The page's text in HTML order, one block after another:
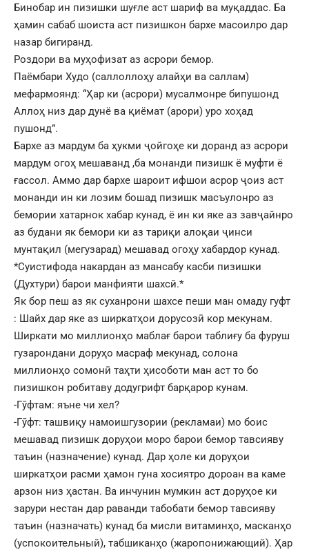
Бинобар ин пизишки шуғле аст шариф ва муқаддас. Ба
ҳамин сабаб шоиста аст пизишкон бархе масоилро дар
назар бигиранд.
Роздори ва муҳофизат аз асрори бемор.
Паёмбари Худо (саллоллоҳу алайҳи ва саллам)
мефармоянд: “Ҳар ки (асрори) мусалмонре бипушонд
Аллоҳ низ дар дунё ва қиёмат (арори) уро хоҳад
пушонд”.
Бархе аз мардум ба ҳукми ҷойгоҳе ки доранд аз асрори
мардум огоҳ мешаванд ,ба монанди пизишк ё муфти ё
ғассол. Аммо дар бархе шароит ифшои асрор ҷоиз аст
монанди ин ки лозим бошад пизишк масъулонро аз
бемории хатарнок хабар кунад, ё ин ки яке аз завҷайнро
аз будани як бемори ки аз тариқи алоқаи ҷинси
мунтақил (мегузарад) мешавад огоҳу хабардор кунад.
*Суистифода накардан аз мансабу касби пизишки
(Духтури) барои манфияти шахсӣ.*
Як бор пеш аз як суханрони шахсе пеши ман омаду гуфт
: Шайх дар яке аз ширкатҳои дорусозӣ кор мекунам.
Ширкати мо миллионҳо маблағ барои таблиғу ба фуруш
гузарондани доруҳо масраф мекунад, солона
миллионҳо сомонӣ таҳти ҳисоботи ман аст то бо
пизишкон робитаву додугрифт барқарор кунам.
-Гӯфтам: яъне чи хел?
-Гӯфт: ташвиқу намоишгузории (рекламаи) мо боис
мешавад пизишк доруҳои моро барои бемор тавсияву
таъин (назначение) кунад. Дар ҳоле ки доруҳои
ширкатҳои расми ҳамон гуна хосиятро дороан ва каме
арзон низ ҳастан. Ва инчунин мумкин аст доруҳое ки
зарури нестан дар раванди табобати бемор тавсияву
таъин (назначать) кунад ба мисли витаминҳо, масканҳо
(успокоительный), табшиканҳо (жаропонижающий). Ҳар